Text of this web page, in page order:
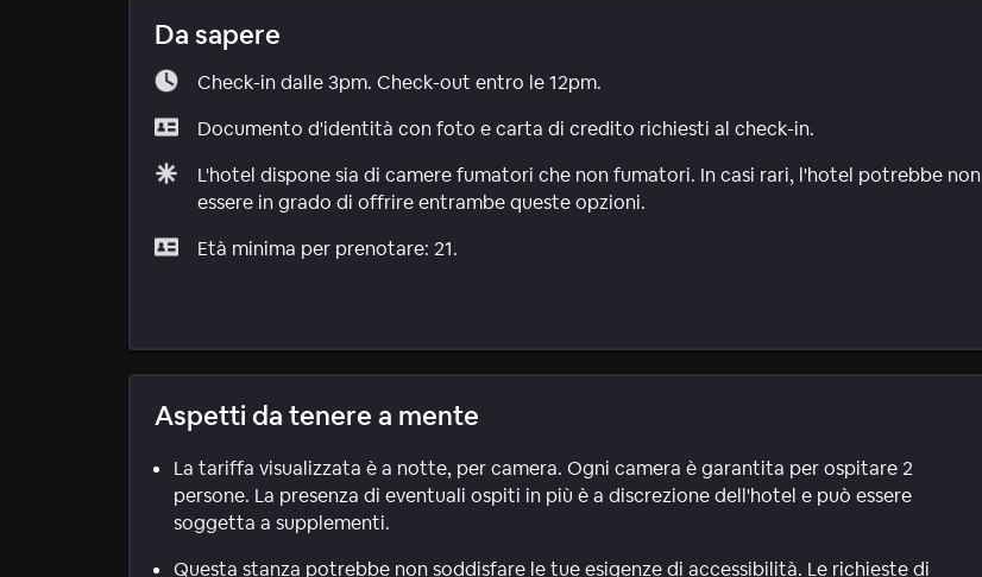
Da sapere
Check-in dalle 3pm. Check-out entro le 12pm.
Documento d'identità con foto e carta di credito richiesti al check-in.
L'hotel dispone sia di camere fumatori che non fumatori. In casi rari, l'hotel potrebbe non
essere in grado di offrire entrambe queste opzioni.
Età minima per prenotare: 21.
Aspetti da tenere a mente
La tariffa visualizzata è a notte, per camera. Ogni camera è garantita per ospitare 2
persone. La presenza di eventuali ospiti in più è a discrezione dell'hotel e può essere
soggetta a supplementi.
Questa stanza potrebbe non soddisfare le tue esigenze di accessibilità. Le richieste di